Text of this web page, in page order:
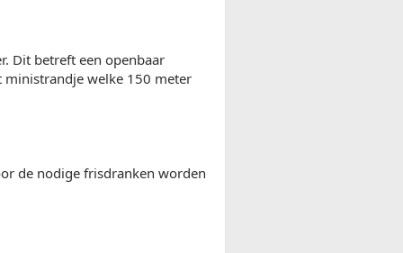
Dit betreft een openbaar
ministrandje welke 150 meter
de nodige frisdranken worden